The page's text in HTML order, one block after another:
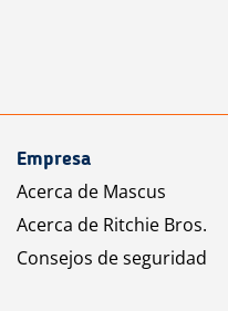
Empresa
Acerca de Mascus
Acerca de Ritchie Bros.
Consejos de seguridad